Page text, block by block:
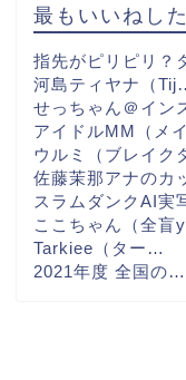
最もいいねした
指先がピリピリ？
河島ティヤナ（
せっちゃん＠イン
アイドルMM（メ
ウルミ（ブレイク
佐藤茉那アナのカ
スラムダンクAI実
ここちゃん（全盲
Tarkiee（ター…
2021年度 全国の…